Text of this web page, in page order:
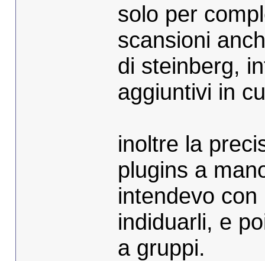
solo per
scansioni
di steinberg,
aggiuntivi in
inoltre la
plugins a
intendevo
indiduarli, e
a gruppi.